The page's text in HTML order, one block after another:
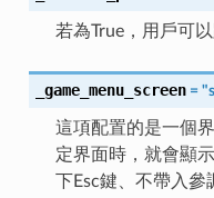
若為True，用戶可
_game_menu_screen =
這項配置的是一個
定界面時，就會顯
下Esc鍵、不帶入參